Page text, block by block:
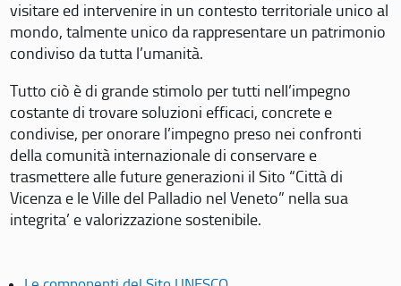
visitare ed intervenire in un contesto territoriale unico al
mondo, talmente unico da rappresentare un patrimonio
condiviso da tutta l’umanità.
Tutto ciò è di grande stimolo per tutti nell’impegno
costante di trovare soluzioni efficaci, concrete e
condivise, per onorare l’impegno preso nei confronti
della comunità internazionale di conservare e
trasmettere alle future generazioni il Sito “Città di
Vicenza e le Ville del Palladio nel Veneto” nella sua
integrita’ e valorizzazione sostenibile.